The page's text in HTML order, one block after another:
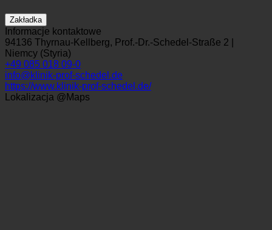
Zakładka
Informacje kontaktowe
94136 Thyrnau-Kellberg, Prof.-Dr.-Schedel-Straße 2 |
Niemcy (Styria)
+49 085 018 09-0
info@klinik-prof-schedel.de